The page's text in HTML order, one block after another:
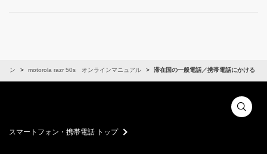
ォン motorola razr 50s オンラインマニュアル 滞在国の一般電話／携帯電話にかける
スマートフォン・携帯電話 トップ